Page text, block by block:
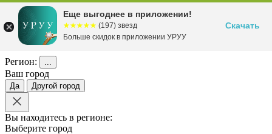
Регион: ...
Ваш город
Да Другой город
Вы находитесь в регионе:
Выберите город
Еще выгоднее в приложении!
☆☆☆☆☆
★★★★★ (197) звезд
Больше скидок в приложении УРУУ
Скачать